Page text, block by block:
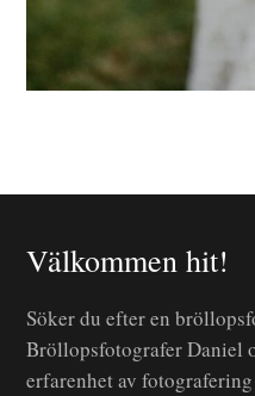
Välkommen hit!
Söker du efter en
Bröllopsfotografer Daniel
erfarenhet av